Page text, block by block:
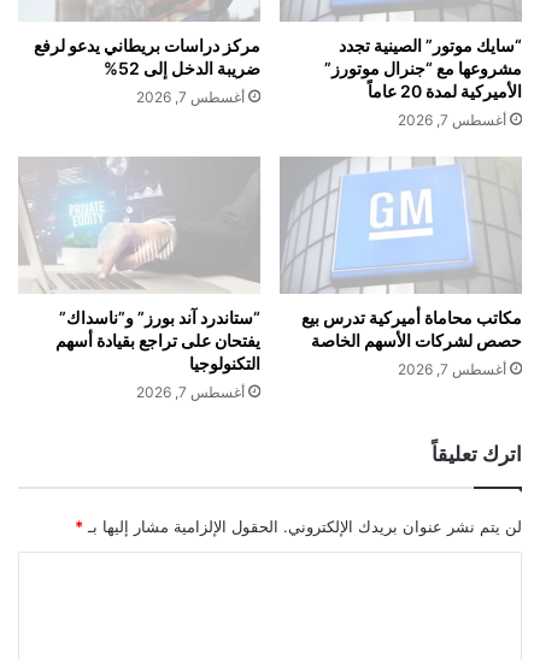
ج
س
ر
م
ي
ت
م
ض
ه
و
ن
و
ر
"
خ
ل
ن
و
ف
“سايك موتور” الصينية تجدد
مشروعها مع “جنرال موتورز”
الأميركية لمدة 20 عاماً
أغسطس 7, 2026
مركز دراسات بريطاني يدعو لرفع
ضريبة الدخل إلى 52%
أغسطس 7, 2026
مكاتب محاماة أميركية تدرس بيع
حصص لشركات الأسهم الخاصة
أغسطس 7, 2026
“ستاندرد آند بورز” و”ناسداك”
يفتحان على تراجع بقيادة أسهم
التكنولوجيا
أغسطس 7, 2026
اترك تعليقاً
لن يتم نشر عنوان بريدك الإلكتروني. الحقول الإلزامية مشار إليها بـ *